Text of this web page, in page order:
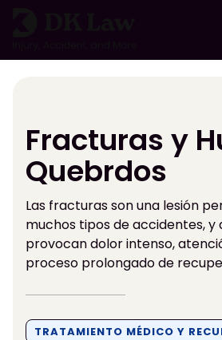
Fracturas y
Quebrdos
Las fracturas son una lesión
muchos tipos de accidentes, y
provocan dolor intenso,
proceso prolongado de
TRATAMIENTO MÉDICO Y